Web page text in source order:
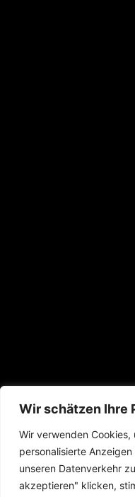
Wir schätzen Ihre
Wir verwenden
personalisierte
unseren Datenverkehr
akzeptieren" klicken,